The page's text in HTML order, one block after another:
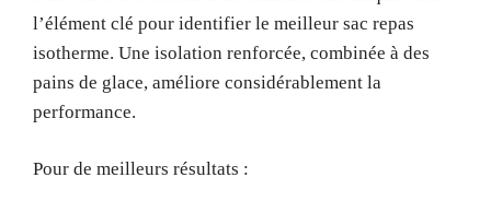
l’élément clé pour identifier le meilleur sac repas
isotherme. Une isolation renforcée, combinée à des
pains de glace, améliore considérablement la
performance.
Pour de meilleurs résultats :